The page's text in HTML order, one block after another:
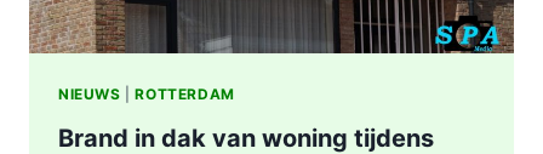
NIEUWS |ROTTERDAM
Brand in dak van woning tijdens